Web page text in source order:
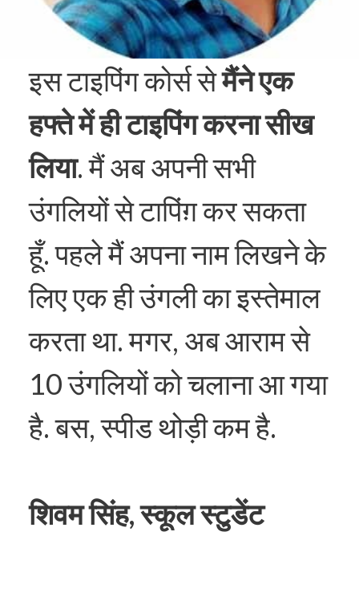
इस टाइपिंग कोर्स सेमैंने एक
हफ्ते में ही टाइपिंग करना सीख
लिया. मैं अब अपनी सभी
उंगलियों से टापिंग़ कर सकता
हूँ. पहले मैं अपना नाम लिखने के
लिए एक ही उंगली का इस्तेमाल
करता था. मगर, अब आराम से
10 उंगलियों को चलाना आ गया
है. बस, स्पीड थोड़ी कम है.
शिवम सिंह, स्कूल स्टुडेंट